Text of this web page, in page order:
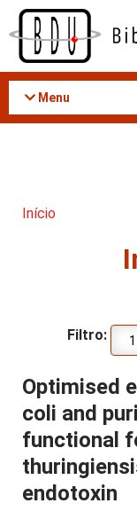
Acessar
conteúdo
Menu
Início
Filtro:
Optimised
coli and
functional
endotoxin